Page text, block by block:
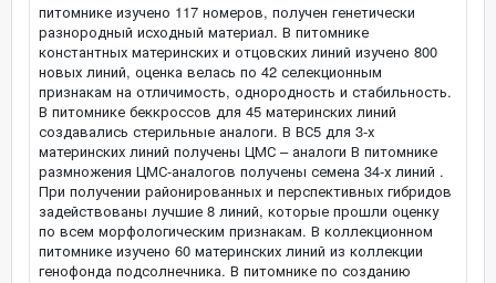
питомнике изучено 117 номеров, получен генетически
разнородный исходный материал. В питомнике
константных материнских и отцовских линий изучено 800
новых линий, оценка велась по 42 селекционным
признакам на отличимость, однородность и стабильность.
В питомнике беккроссов для 45 материнских линий
создавались стерильные аналоги. В ВС5 для 3-х
материнских линий получены ЦМС – аналоги В питомнике
размножения ЦМС-аналогов получены семена 34-х линий .
При получении районированных и перспективных гибридов
задействованы лучшие 8 линий, которые прошли оценку
по всем морфологическим признакам. В коллекционном
питомнике изучено 60 материнских линий из коллекции
генофонда подсолнечника. В питомнике по созданию